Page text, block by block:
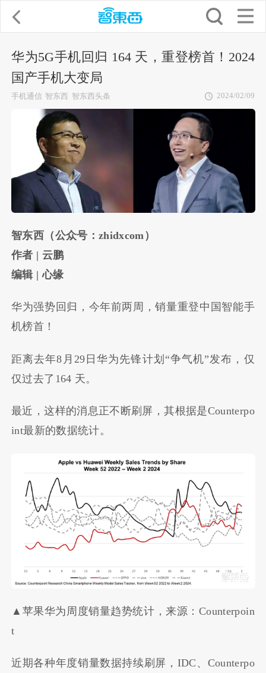
华为5G手机回归 164 天，重登榜首！2024
国产手机大变局
手机通信 智东西 智东西头条 2024/02/09
智东西（公众号：zhidxcom）
作者 | 云鹏
编辑 | 心缘
华为强势回归，今年前两周，销量重登中国智能手
机榜首！
距离去年8月29日华为先锋计划“争气机”发布，仅
仅过去了164 天。
最近，这样的消息正不断刷屏，其根据是Counterpo
int最新的数据统计。
▲苹果华为周度销量趋势统计，来源：Counterpoin
t
近期各种年度销量数据持续刷屏，IDC、Counterpo